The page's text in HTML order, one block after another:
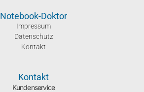
Notebook-Doktor
Impressum
Datenschutz
Kontakt
Kontakt
Kundenservice